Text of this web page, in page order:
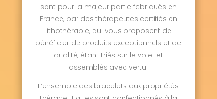
sont pour la majeur partie fabriqués en
France, par des thérapeutes certifiés en
lithothérapie, qui vous proposent de
bénéficier de produits exceptionnels et de
qualité, étant triés sur le volet et
assemblés avec vertu.
L’ensemble des bracelets aux propriétés